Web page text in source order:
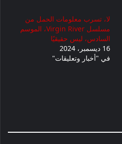
لا، تسرب معلومات الحمل من
مسلسل Virgin River، الموسم
السادس، ليس حقيقيًا
16 ديسمبر، 2024
في "أخبار وتعليقات"